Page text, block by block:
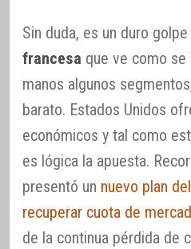
Sin duda, es un duro
francesa que ve como se
manos algunos
barato. Estados Unidos
económicos y tal como
es lógica la apuesta.
presentó un nuevo plan
recuperar cuota de
de la continua pérdida de